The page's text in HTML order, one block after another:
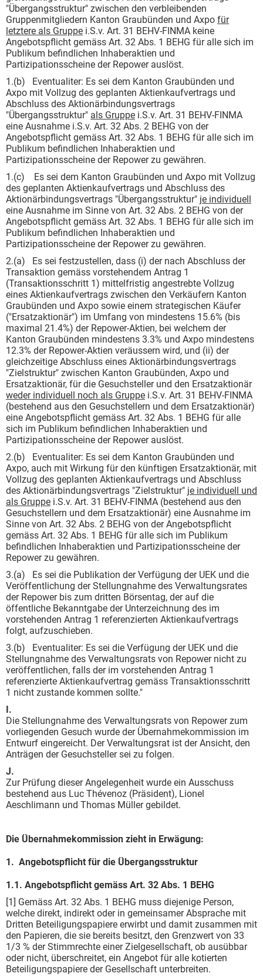
"Übergangsstruktur" zwischen den verbleibenden
Gruppenmitgliedern Kanton Graubünden und Axpo für
letztere als Gruppe i.S.v. Art. 31 BEHV-FINMA keine
Angebotspflicht gemäss Art. 32 Abs. 1 BEHG für alle sich im
Publikum befindlichen Inhaberaktien und
Partizipationsscheine der Repower auslöst.
1.(b) Eventualiter: Es sei dem Kanton Graubünden und
Axpo mit Vollzug des geplanten Aktienkaufvertrags und
Abschluss des Aktionärbindungsvertrags
"Übergangsstruktur" als Gruppe i.S.v. Art. 31 BEHV-FINMA
eine Ausnahme i.S.v. Art. 32 Abs. 2 BEHG von der
Angebotspflicht gemäss Art. 32 Abs. 1 BEHG für alle sich im
Publikum befindlichen Inhaberaktien und
Partizipationsscheine der Repower zu gewähren.
1.(c) Es sei dem Kanton Graubünden und Axpo mit Vollzug
des geplanten Aktienkaufvertrags und Abschluss des
Aktionärbindungsvertrags "Übergangsstruktur" je individuell
eine Ausnahme im Sinne von Art. 32 Abs. 2 BEHG von der
Angebotspflicht gemäss Art. 32 Abs. 1 BEHG für alle sich im
Publikum befindlichen Inhaberaktien und
Partizipationsscheine der Repower zu gewähren.
2.(a) Es sei festzustellen, dass (i) der nach Abschluss der
Transaktion gemäss vorstehendem Antrag 1
(Transaktionsschritt 1) mittelfristig angestrebte Vollzug
eines Aktienkaufvertrags zwischen den Verkäufern Kanton
Graubünden und Axpo sowie einem strategischen Käufer
("Ersatzaktionär") im Umfang von mindestens 15.6% (bis
maximal 21.4%) der Repower-Aktien, bei welchem der
Kanton Graubünden mindestens 3.3% und Axpo mindestens
12.3% der Repower-Aktien veräussern wird, und (ii) der
gleichzeitige Abschluss eines Aktionärbindungsvertrags
"Zielstruktur" zwischen Kanton Graubünden, Axpo und
Ersatzaktionär, für die Gesuchsteller und den Ersatzaktionär
weder individuell noch als Gruppe i.S.v. Art. 31 BEHV-FINMA
(bestehend aus den Gesuchstellern und dem Ersatzaktionär)
eine Angebotspflicht gemäss Art. 32 Abs. 1 BEHG für alle
sich im Publikum befindlichen Inhaberaktien und
Partizipationsscheine der Repower auslöst.
2.(b) Eventualiter: Es sei dem Kanton Graubünden und
Axpo, auch mit Wirkung für den künftigen Ersatzaktionär, mit
Vollzug des geplanten Aktienkaufvertrags und Abschluss
des Aktionärbindungsvertrags "Zielstruktur" je individuell und
als Gruppe i.S.v. Art. 31 BEHV-FINMA (bestehend aus den
Gesuchstellern und dem Ersatzaktionär) eine Ausnahme im
Sinne von Art. 32 Abs. 2 BEHG von der Angebotspflicht
gemäss Art. 32 Abs. 1 BEHG für alle sich im Publikum
befindlichen Inhaberaktien und Partizipationsscheine der
Repower zu gewähren.
3.(a) Es sei die Publikation der Verfügung der UEK und die
Veröffentlichung der Stellungnahme des Verwaltungsrates
der Repower bis zum dritten Börsentag, der auf die
öffentliche Bekanntgabe der Unterzeichnung des im
vorstehenden Antrag 1 referenzierten Aktienkaufvertrags
folgt, aufzuschieben.
3.(b) Eventualiter: Es sei die Verfügung der UEK und die
Stellungnahme des Verwaltungsrats von Repower nicht zu
veröffentlichen, falls der im vorstehenden Antrag 1
referenzierte Aktienkaufvertrag gemäss Transaktionsschritt
1 nicht zustande kommen sollte."
I.
Die Stellungnahme des Verwaltungsrats von Repower zum
vorliegenden Gesuch wurde der Übernahmekommission im
Entwurf eingereicht. Der Verwaltungsrat ist der Ansicht, den
Anträgen der Gesuchsteller sei zu folgen.
J.
Zur Prüfung dieser Angelegenheit wurde ein Ausschuss
bestehend aus Luc Thévenoz (Präsident), Lionel
Aeschlimann und Thomas Müller gebildet.
Die Übernahmekommission zieht in Erwägung:
1. Angebotspflicht für die Übergangsstruktur
1.1. Angebotspflicht gemäss Art. 32 Abs. 1 BEHG
[1] Gemäss Art. 32 Abs. 1 BEHG muss diejenige Person,
welche direkt, indirekt oder in gemeinsamer Absprache mit
Dritten Beteiligungspapiere erwirbt und damit zusammen mit
den Papieren, die sie bereits besitzt, den Grenzwert von 33
1/3 % der Stimmrechte einer Zielgesellschaft, ob ausübbar
oder nicht, überschreitet, ein Angebot für alle kotierten
Beteiligungspapiere der Gesellschaft unterbreiten.